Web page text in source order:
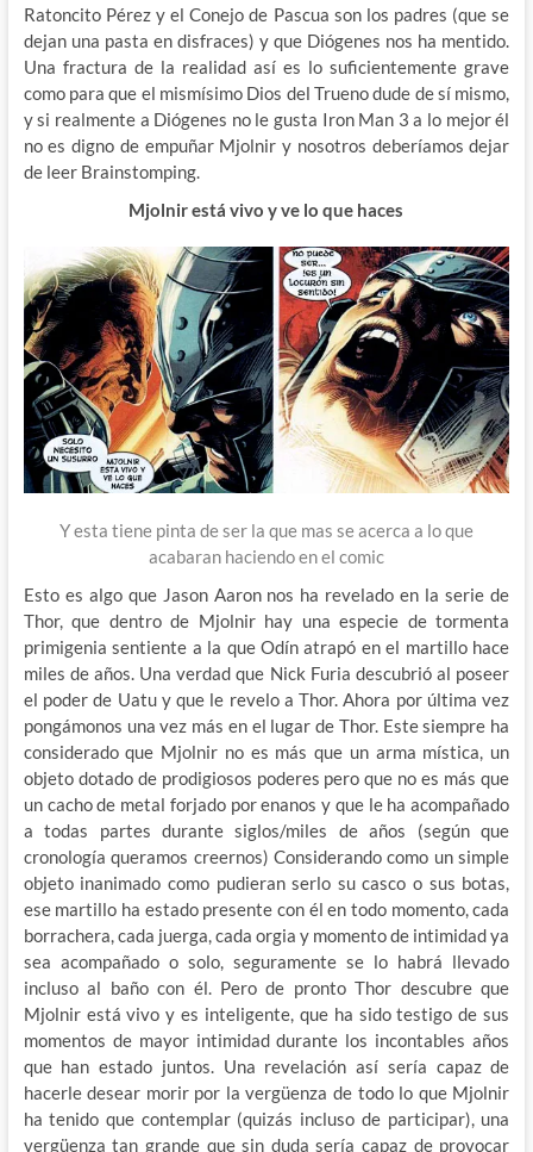
Ratoncito Pérez y el Conejo de Pascua son los padres (que se
dejan una pasta en disfraces) y que Diógenes nos ha mentido.
Una fractura de la realidad así es lo suficientemente grave
como para que el mismísimo Dios del Trueno dude de sí mismo,
y si realmente a Diógenes no le gusta Iron Man 3 a lo mejor él
no es digno de empuñar Mjolnir y nosotros deberíamos dejar
de leer Brainstomping.
Mjolnir está vivo y ve lo que haces
Y esta tiene pinta de ser la que mas se acerca a lo que
acabaran haciendo en el comic
Esto es algo que Jason Aaron nos ha revelado en la serie de
Thor, que dentro de Mjolnir hay una especie de tormenta
primigenia sentiente a la que Odín atrapó en el martillo hace
miles de años. Una verdad que Nick Furia descubrió al poseer
el poder de Uatu y que le revelo a Thor. Ahora por última vez
pongámonos una vez más en el lugar de Thor. Este siempre ha
considerado que Mjolnir no es más que un arma mística, un
objeto dotado de prodigiosos poderes pero que no es más que
un cacho de metal forjado por enanos y que le ha acompañado
a todas partes durante siglos/miles de años (según que
cronología queramos creernos) Considerando como un simple
objeto inanimado como pudieran serlo su casco o sus botas,
ese martillo ha estado presente con él en todo momento, cada
borrachera, cada juerga, cada orgia y momento de intimidad ya
sea acompañado o solo, seguramente se lo habrá llevado
incluso al baño con él. Pero de pronto Thor descubre que
Mjolnir está vivo y es inteligente, que ha sido testigo de sus
momentos de mayor intimidad durante los incontables años
que han estado juntos. Una revelación así sería capaz de
hacerle desear morir por la vergüenza de todo lo que Mjolnir
ha tenido que contemplar (quizás incluso de participar), una
vergüenza tan grande que sin duda sería capaz de provocar